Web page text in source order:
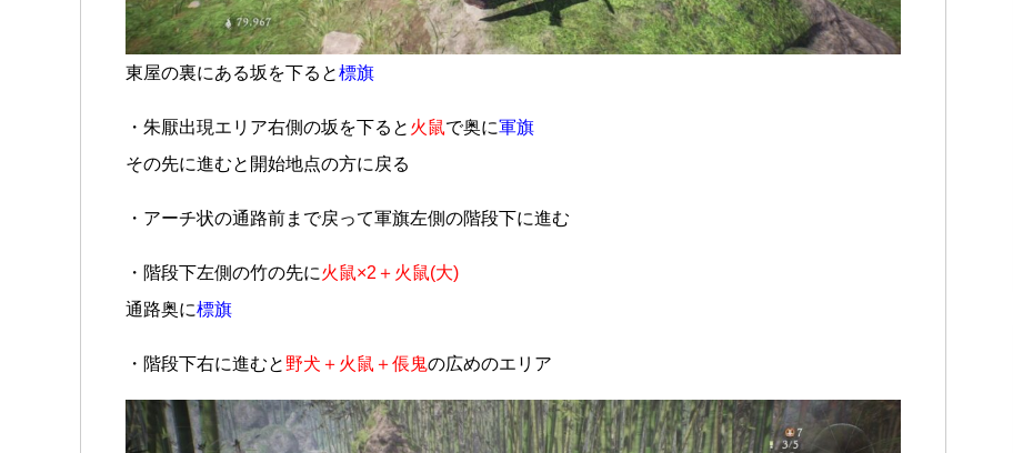
東屋の裏にある坂を下ると標旗
・朱厭出現エリア右側の坂を下ると 火鼠で奥に軍旗
その先に進むと開始地点の方に戻る
・アーチ状の通路前まで戻って軍旗左側の階段下に進む
・階段下左側の竹の先に火鼠×2＋火鼠(大)
通路奥に標旗
・階段下右に進むと野犬＋火鼠＋倀鬼の広めのエリア